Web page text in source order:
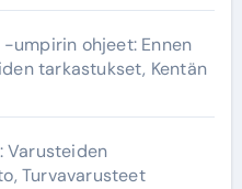
-umpirin ohjeet: Ennen
tarkastukset, Kentän
Varusteiden
Turvavarusteet